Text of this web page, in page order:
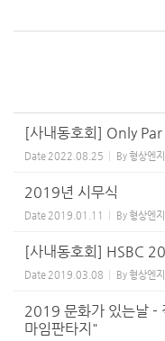
[사내동호회] Only
Date 2022.08.25 By 형상엔
2019년 시무식
Date 2019.01.11 By 형상엔
[사내동호회] HSBC
Date 2019.03.08 By 형상엔
2019 문화가 있는날 -
마임판타지"